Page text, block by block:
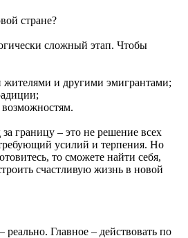
стране?
сложный этап. Чтобы
и другими эмигрантами;
границу – это не решение всех
усилий и терпения. Но
то сможете найти себя,
счастливую жизнь в новой
реально. Главное – действовать по